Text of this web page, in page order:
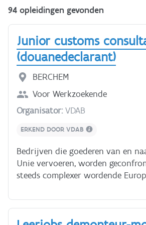
94 opleidingen gevonden
Junior customs
(douanedeclarant)
BERCHEM
Voor Werkzoekende
Organisator:VDAB
ERKEND DOOR VDAB
Bedrijven die goederen van en
Unie vervoeren, worden
steeds complexer wordende
Voor heel wat ondernemers is
onmogelijk om zelf hun weg te